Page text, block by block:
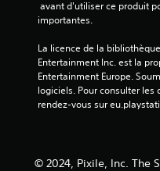
importantes.
La licence de la
Entertainment Inc. est la
Entertainment Europe.
logiciels. Pour consulter les
rendez-vous sur
© 2024, Pixile, Inc. The